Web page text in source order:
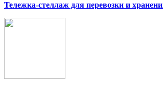
Тележка-стеллаж для перевозки и